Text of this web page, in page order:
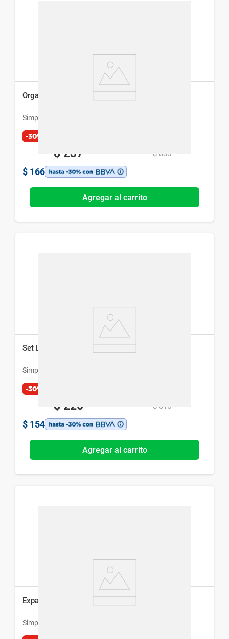
Organizador de Viaje Simplicity Colgante
Simplicity
-30%
$ 237 $ 338
$ 166
Agregar al carrito
Set Librería Simplicity Acrílico Abstracto
Simplicity
-30%
$ 220 $ 315
$ 154
Agregar al carrito
Expansor Simplicity
Simplicity